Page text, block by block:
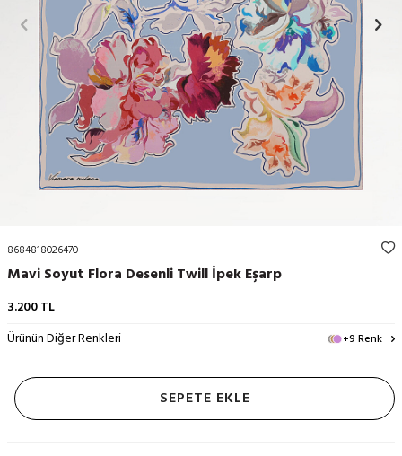
8684818026470
Mavi Soyut Flora Desenli Twill İpek Eşarp
3.200TL
Ürünün Diğer Renkleri
+9 Renk
SEPETE EKLE